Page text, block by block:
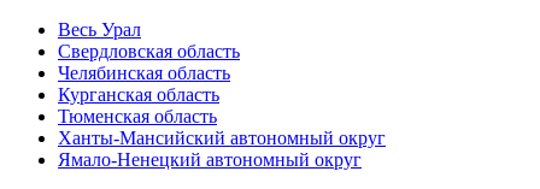
Весь Урал
Свердловская область
Челябинская область
Курганская область
Тюменская область
Ханты-Мансийский автономный округ
Ямало-Ненецкий автономный округ